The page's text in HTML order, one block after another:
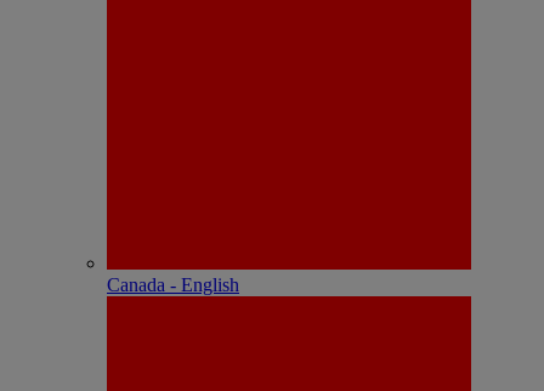
Canada - English